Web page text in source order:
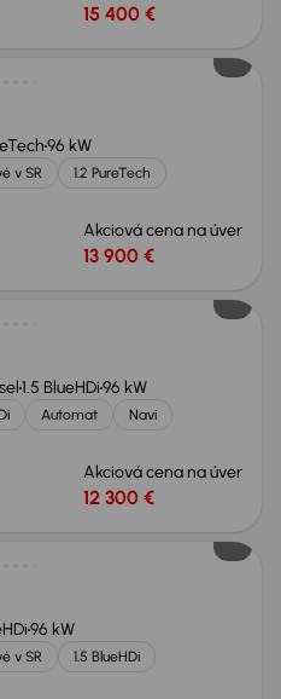
15 400 €
96 kW
v SR
1.2 PureTech
Akciová cena na úver
13 900 €
1.5 BlueHDi96 kW
Automat
Navi
Akciová cena na úver
12 300 €
96 kW
v SR
1.5 BlueHDi